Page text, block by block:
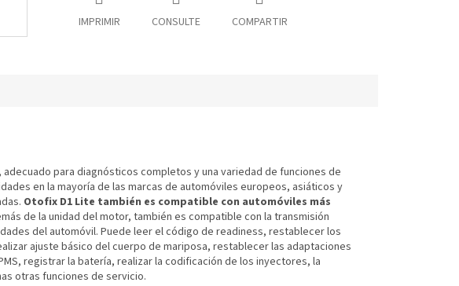
IMPRIMIR CONSULTE COMPARTIR
para diagnósticos completos y una variedad de funciones de
en la mayoría de las marcas de automóviles europeos, asiáticos y
Otofix D1 Lite también es compatible con automóviles más
de la unidad del motor, también es compatible con la transmisión
del automóvil. Puede leer el código de readiness, restablecer los
ajuste básico del cuerpo de mariposa, restablecer las adaptaciones
registrar la batería, realizar la codificación de los inyectores, la
otras funciones de servicio.